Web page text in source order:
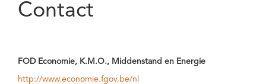
Contact
FOD Economie, K.M.O., Middenstand en Energie
http://www.economie.fgov.be/nl